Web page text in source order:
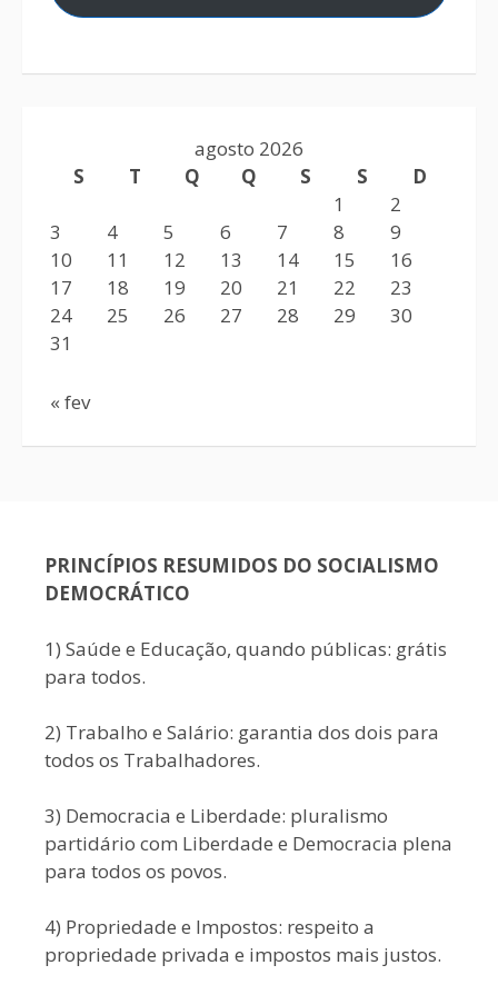
agosto 2026
S
T Q Q S S
D
1
2
3
4 5 6 7 8
9
10
11 12 13 14 15
16
17
18 19 20 21 22
23
24
25 26 27 28 29
30
31
« fev
PRINCÍPIOS RESUMIDOS DO SOCIALISMO
DEMOCRÁTICO
1) Saúde e Educação, quando públicas: grátis
para todos.
2) Trabalho e Salário: garantia dos dois para
todos os Trabalhadores.
3) Democracia e Liberdade: pluralismo
partidário com Liberdade e Democracia plena
para todos os povos.
4) Propriedade e Impostos: respeito a
propriedade privada e impostos mais justos.